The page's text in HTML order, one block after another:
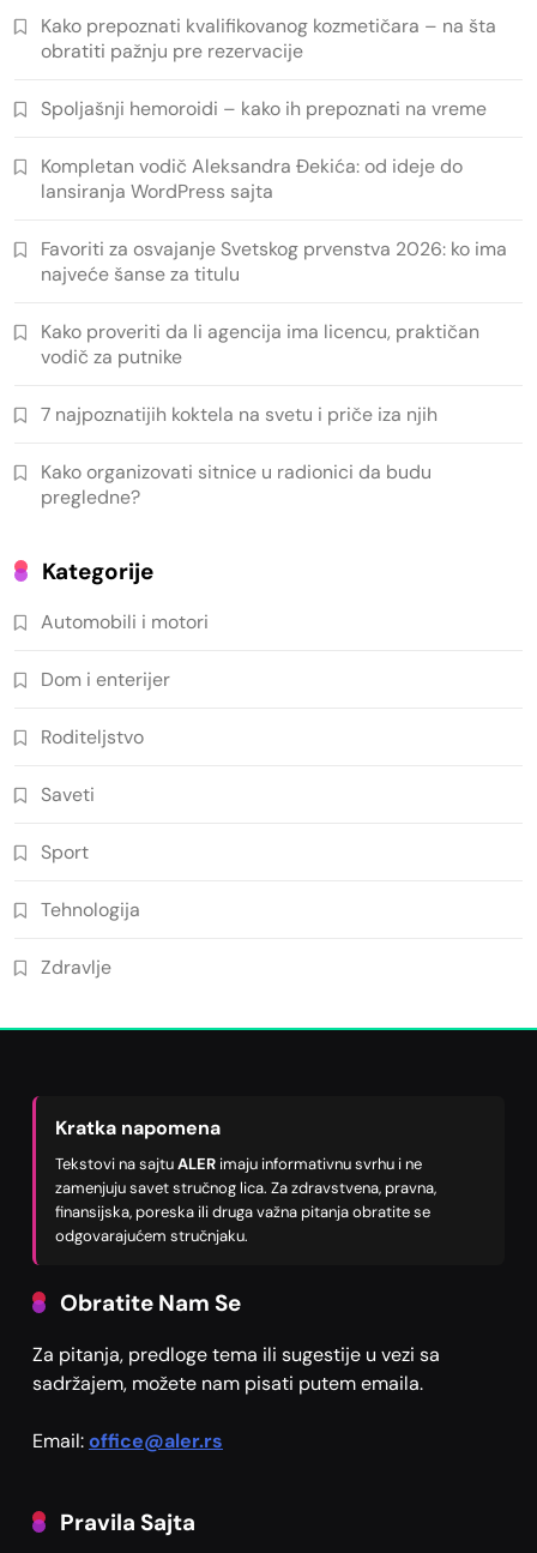
Kako prepoznati kvalifikovanog kozmetičara – na šta
obratiti pažnju pre rezervacije
Spoljašnji hemoroidi – kako ih prepoznati na vreme
Kompletan vodič Aleksandra Đekića: od ideje do
lansiranja WordPress sajta
Favoriti za osvajanje Svetskog prvenstva 2026: ko ima
najveće šanse za titulu
Kako proveriti da li agencija ima licencu, praktičan
vodič za putnike
7 najpoznatijih koktela na svetu i priče iza njih
Kako organizovati sitnice u radionici da budu
pregledne?
Kategorije
Automobili i motori
Dom i enterijer
Roditeljstvo
Saveti
Sport
Tehnologija
Zdravlje
Kratka napomena
Tekstovi na sajtuALER imaju informativnu svrhu i ne
zamenjuju savet stručnog lica. Za zdravstvena, pravna,
finansijska, poreska ili druga važna pitanja obratite se
odgovarajućem stručnjaku.
Obratite Nam Se
Za pitanja, predloge tema ili sugestije u vezi sa
sadržajem, možete nam pisati putem emaila.
Email:office@aler.rs
Pravila Sajta